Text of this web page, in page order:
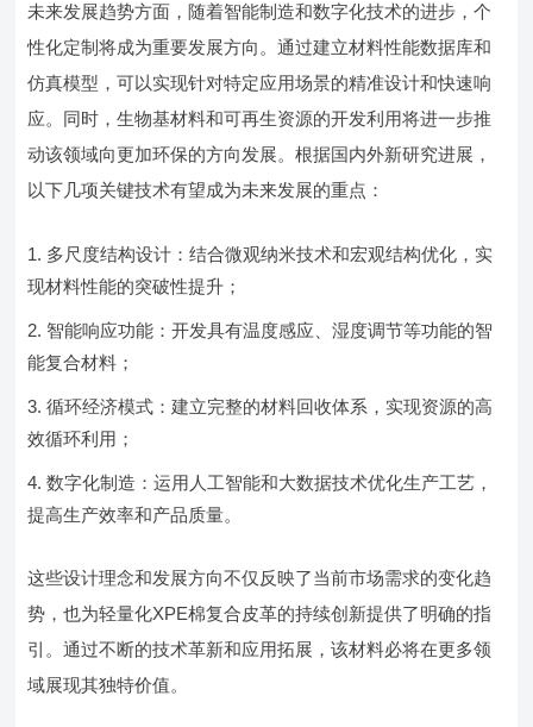
未来发展趋势方面，随着智能制造和数字化技术的进步，个
性化定制将成为重要发展方向。通过建立材料性能数据库和
仿真模型，可以实现针对特定应用场景的精准设计和快速响
应。同时，生物基材料和可再生资源的开发利用将进一步推
动该领域向更加环保的方向发展。根据国内外新研究进展，
以下几项关键技术有望成为未来发展的重点：
多尺度结构设计：结合微观纳米技术和宏观结构优化，实
现材料性能的突破性提升；
智能响应功能：开发具有温度感应、湿度调节等功能的智
能复合材料；
循环经济模式：建立完整的材料回收体系，实现资源的高
效循环利用；
数字化制造：运用人工智能和大数据技术优化生产工艺，
提高生产效率和产品质量。
这些设计理念和发展方向不仅反映了当前市场需求的变化趋
势，也为轻量化XPE棉复合皮革的持续创新提供了明确的指
引。通过不断的技术革新和应用拓展，该材料必将在更多领
域展现其独特价值。